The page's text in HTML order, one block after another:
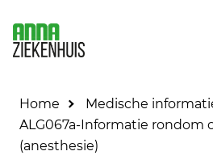
Home
Medische
ALG067a-Informatie rondom
(anesthesie)